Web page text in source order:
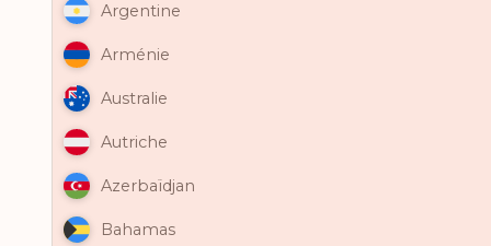
Argentine
Arménie
Australie
Autriche
Azerbaïdjan
Bahamas